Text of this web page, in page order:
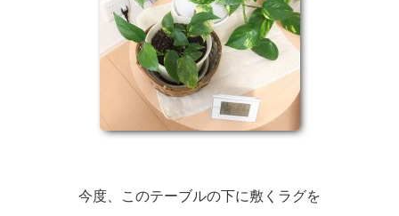
今度、このテーブルの下に敷くラグを